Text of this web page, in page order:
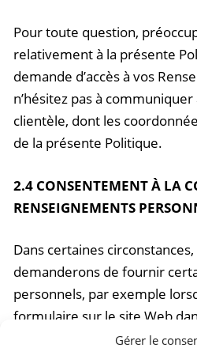
Gérer le
Pour toute question,
relativement à la présente
demande d’accès à vos
n’hésitez pas à
clientèle, dont les
de la présente Politique.
2.4 CONSENTEMENT À LA
RENSEIGNEMENTS
Dans certaines
demanderons de fournir
personnels, par exemple
formulaire sur le site Web
joindre » ou « Soumission ».